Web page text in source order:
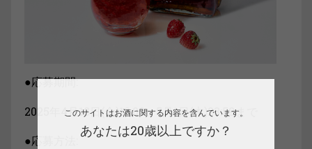
●応募期間:
2025年4月18日(金)12:00〜5月1日(木)23:59まで
●応募方法:
このサイトはお酒に関する内容を含んでいます。
あなたは20歳以上ですか？